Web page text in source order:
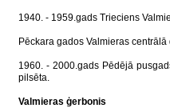
1940. - 1959.gads Trieciens
Pēckara gados Valmieras
1960. - 2000.gads Pēdējā
pilsēta.
Valmieras ģerbonis